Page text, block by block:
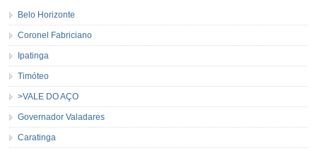
Belo Horizonte
Coronel Fabriciano
Ipatinga
Timóteo
>VALE DO AÇO
Governador Valadares
Caratinga